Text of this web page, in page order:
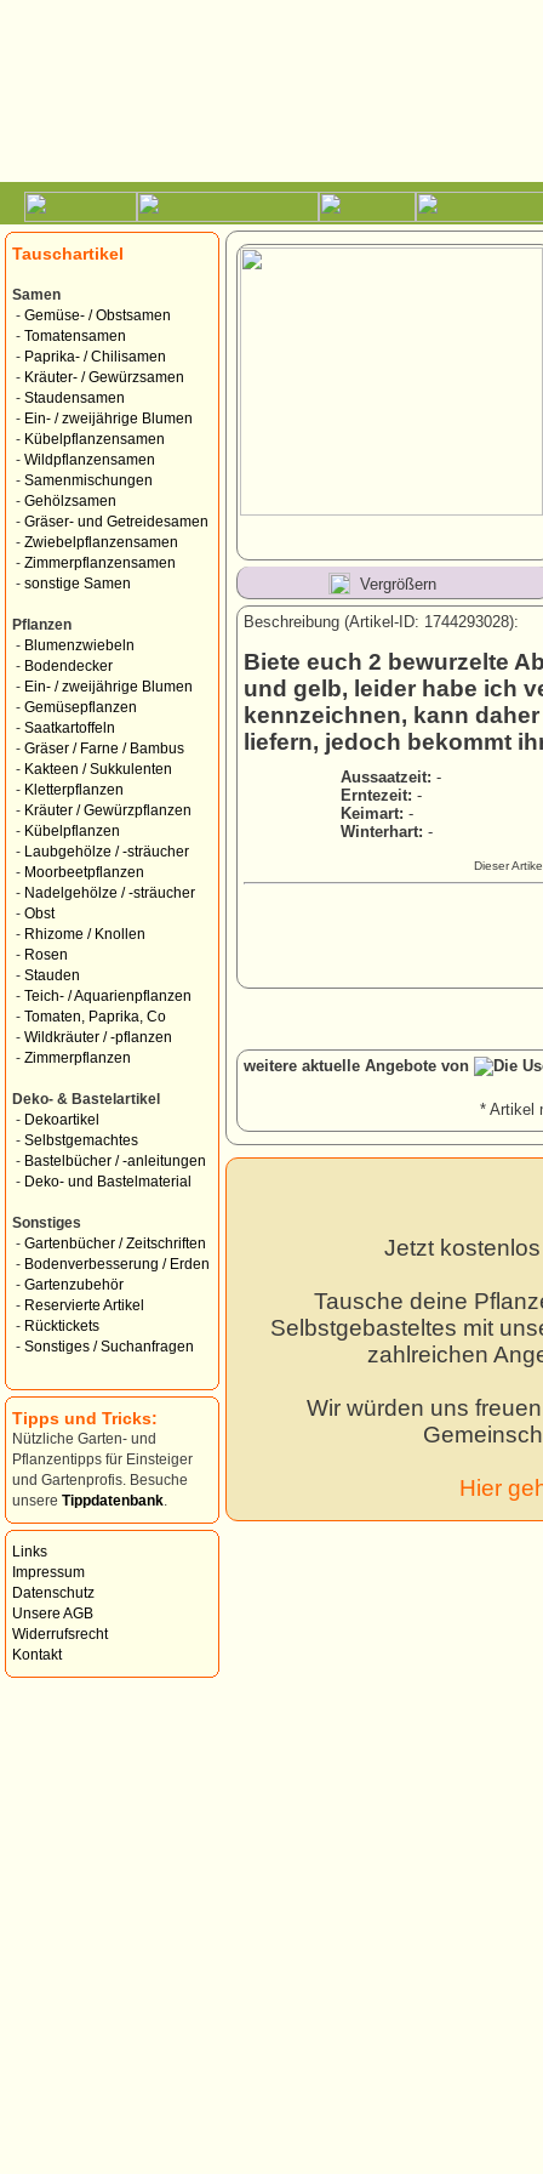
Tauschartikel
Samen
- Gemüse- / Obstsamen
- Tomatensamen
- Paprika- / Chilisamen
- Kräuter- / Gewürzsamen
- Staudensamen
- Ein- / zweijährige Blumen
- Kübelpflanzensamen
- Wildpflanzensamen
- Samenmischungen
- Gehölzsamen
- Gräser- und Getreidesamen
- Zwiebelpflanzensamen
- Zimmerpflanzensamen
- sonstige Samen
Pflanzen
- Blumenzwiebeln
- Bodendecker
- Ein- / zweijährige Blumen
- Gemüsepflanzen
- Saatkartoffeln
- Gräser / Farne / Bambus
- Kakteen / Sukkulenten
- Kletterpflanzen
- Kräuter / Gewürzpflanzen
- Kübelpflanzen
-
Laubgehölze / -sträucher
- Moorbeetpflanzen
- Nadelgehölze / -sträucher
- Obst
- Rhizome / Knollen
- Rosen
- Stauden
- Teich- / Aquarienpflanzen
- Tomaten, Paprika, Co
- Wildkräuter / -pflanzen
- Zimmerpflanzen
Deko- & Bastelartikel
- Dekoartikel
- Selbstgemachtes
- Bastelbücher / -anleitungen
- Deko- und Bastelmaterial
Sonstiges
- Gartenbücher / Zeitschriften
- Bodenverbesserung / Erden
- Gartenzubehör
- Reservierte Artikel
- Rücktickets
- Sonstiges / Suchanfragen
Tipps und Tricks:
Nützliche Garten- und
Pflanzentipps für Einsteiger
und Gartenprofis. Besuche
unsere Tippdatenbank
Links
Impressum
Datenschutz
Unsere AGB
Widerrufsrecht
Kontakt
Vergrößern
Beschreibung (Artikel-ID: 1744293028):
Biete euch 2 bewurzelte
und gelb, leider habe ich
kennzeichnen, kann
liefern, jedoch bekommt
Aussaatzeit: -
Erntezeit: -
Keimart: -
Winterhart: -
Dieser
weitere aktuelle Angebote von
* Artikel
Jetzt
Tausche deine
Selbstgebasteltes mit
zahlreichen
Wir würden uns
Hier